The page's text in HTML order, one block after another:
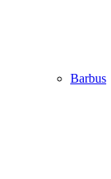
Barbus